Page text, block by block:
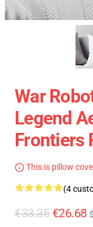
War
Legend
Frontiers
This is pillow
(4
€33.35 €26.68